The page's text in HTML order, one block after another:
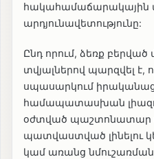
հակահամաճարակային
արդյունավետությունը:
Ընդ որում, ձեռք
տվյալներով պարզվել է,
սպասարկում
համապատասխան
օժտված պաշտոնատար
պատվաստված լինելու
կամ առանց նմուշառման